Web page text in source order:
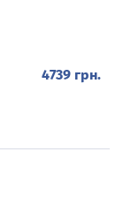
4739 грн.